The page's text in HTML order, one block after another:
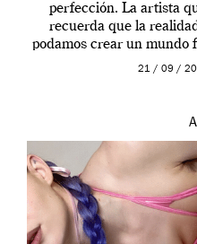
perfección. La artista
recuerda que la
podamos crear un
que los humanos
21 / 09 /